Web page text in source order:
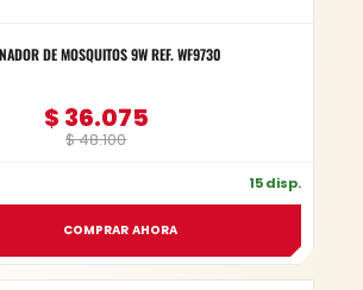
DE MOSQUITOS 9W REF. WF9730
$48.100
$ 36.075
15 disp.
COMPRAR AHORA